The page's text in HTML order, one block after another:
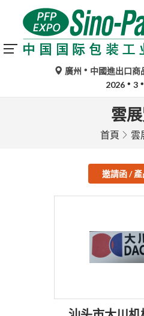
廣州 中國進出口商
2026 3
雲
首頁 雲
邀請函 /